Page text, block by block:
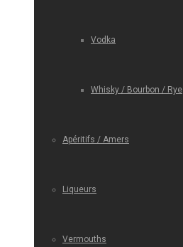
Vodka
Whisky / Bourbon / Rye
Apéritifs / Amers
Liqueurs
Vermouths